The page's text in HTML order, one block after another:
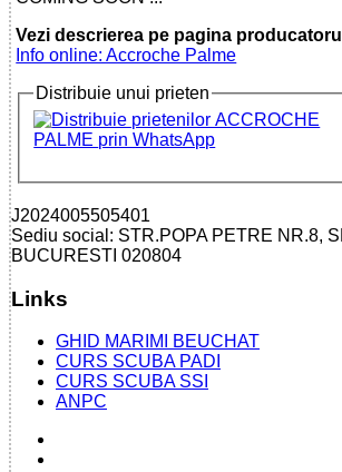
Vezi descrierea pe pagina
Info online: Accroche Palme
Distribuie unui prieten
J2024005505401
Sediu social: STR.POPA PETRE NR.8,
BUCURESTI 020804
Links
GHID MARIMI BEUCHAT
CURS SCUBA PADI
CURS SCUBA SSI
ANPC